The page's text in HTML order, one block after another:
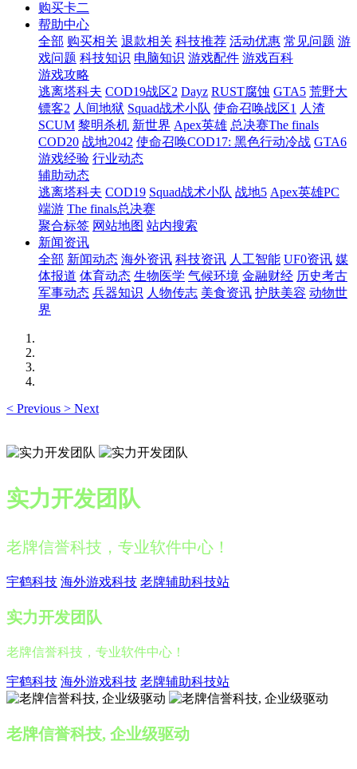
购买卡二
帮助中心
全部 购买相关 退款相关 科技推荐 活动优惠 常见问题 游
戏问题 科技知识 电脑知识 游戏配件 游戏百科
游戏攻略
逃离塔科夫 COD19战区2 Dayz RUST腐蚀 GTA5 荒野大
镖客2 人间地狱 Squad战术小队 使命召唤战区1 人渣
SCUM 黎明杀机 新世界 Apex英雄 总决赛The finals
COD20 战地2042 使命召唤COD17: 黑色行动冷战 GTA6
游戏经验 行业动态
辅助动态
逃离塔科夫 COD19 Squad战术小队 战地5 Apex英雄PC
端游 The finals总决赛
聚合标签 网站地图 站内搜索
新闻资讯
全部 新闻动态 海外资讯 科技资讯 人工智能 UF0资讯 媒
体报道 体育动态 生物医学 气候环境 金融财经 历史考古
军事动态 兵器知识 人物传志 美食资讯 护肤美容 动物世
界
< Previous > Next
实力开发团队
老牌信誉科技，专业软件中心！
宇鹤科技 海外游戏科技 老牌辅助科技站
实力开发团队
老牌信誉科技，专业软件中心！
宇鹤科技 海外游戏科技 老牌辅助科技站
老牌信誉科技, 企业级驱动